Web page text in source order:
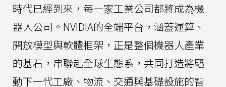
時代已經到來，每一家工業公司都將成為機
器人公司。NVIDIA的全端平台，涵蓋運算、
開放模型與軟體框架，正是整個機器人產業
的基石，串聯起全球生態系，共同打造將驅
動下一代工廠、物流、交通與基礎設施的智